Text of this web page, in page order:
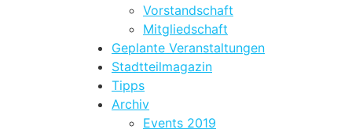
Vorstandschaft
Mitgliedschaft
Geplante Veranstaltungen
Stadtteilmagazin
Tipps
Archiv
Events 2019